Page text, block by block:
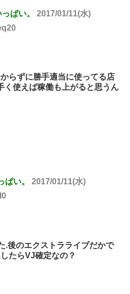
ぱい。
2017/01/11(水)
らずに勝手適当に使ってる店
使えば稼働も上がると思うん
い。
2017/01/11(水)
.後のエクストラライブだかで
たらVJ確定なの？